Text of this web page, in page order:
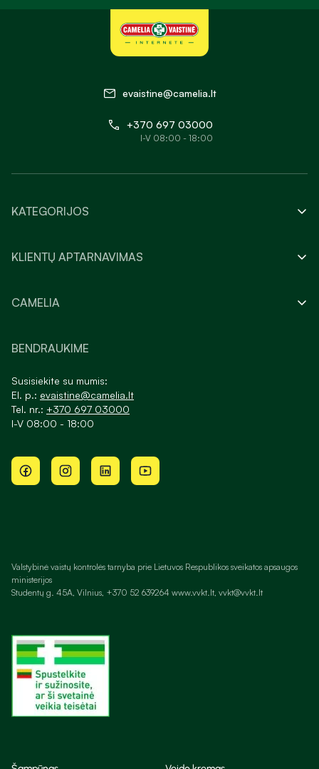
evaistine@camelia.lt
+370 697 03000
I-V 08:00 - 18:00
KATEGORIJOS
KLIENTŲ APTARNAVIMAS
CAMELIA
BENDRAUKIME
Susisiekite su mumis:
El. p.: evaistine@camelia.lt
Tel. nr.: +370 697 03000
I-V 08:00 - 18:00
Valstybinė vaistų kontrolės tarnyba prie Lietuvos Respublikos sveikatos apsaugos
ministerijos
Studentų g. 45A, Vilnius, +370 52 639264 www.vvkt.lt, vvkt@vvkt.lt